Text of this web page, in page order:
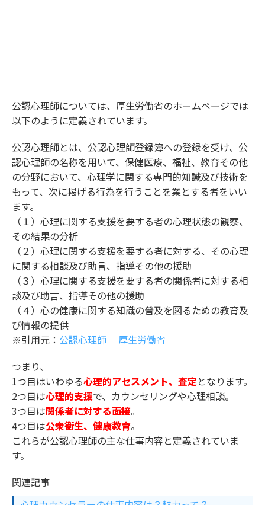
公認心理師については、厚生労働省のホームページでは
以下のように定義されています。
公認心理師とは、公認心理師登録簿への登録を受け、公
認心理師の名称を用いて、保健医療、福祉、教育その他
の分野において、心理学に関する専門的知識及び技術を
もって、次に掲げる行為を行うことを業とする者をいい
ます。
（１）心理に関する支援を要する者の心理状態の観察、
その結果の分析
（２）心理に関する支援を要する者に対する、その心理
に関する相談及び助言、指導その他の援助
（３）心理に関する支援を要する者の関係者に対する相
談及び助言、指導その他の援助
（４）心の健康に関する知識の普及を図るための教育及
び情報の提供
※引用元： 公認心理師 ｜厚生労働省
つまり、
1つ目はいわゆる心理的アセスメント、査定となります。
2つ目は心理的支援で、カウンセリングや心理相談。
3つ目は関係者に対する面接。
4つ目は公衆衛生、健康教育。
これらが公認心理師の主な仕事内容と定義されていま
す。
関連記事